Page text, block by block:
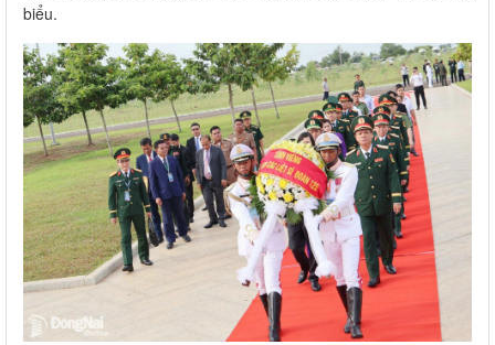
biểu.